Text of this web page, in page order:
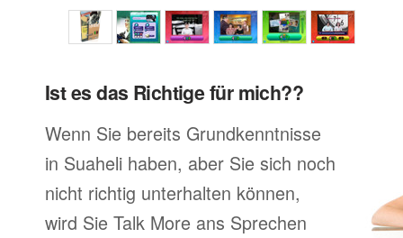
Ist es das Richtige für mich??
Wenn Sie bereits Grundkenntnisse
in Suaheli haben, aber Sie sich noch
nicht richtig unterhalten können,
wird Sie Talk More ans Sprechen